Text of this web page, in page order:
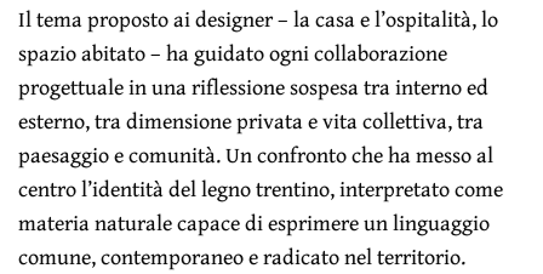
Il tema proposto ai designer – la casa e l’ospitalità, lo
spazio abitato – ha guidato ogni collaborazione
progettuale in una riflessione sospesa tra interno ed
esterno, tra dimensione privata e vita collettiva, tra
paesaggio e comunità. Un confronto che ha messo al
centro l’identità del legno trentino, interpretato come
materia naturale capace di esprimere un linguaggio
comune, contemporaneo e radicato nel territorio.